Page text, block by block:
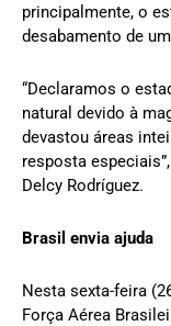
principalmente, o
desabamento de
“Declaramos o
natural devido à
devastou áreas
resposta
Delcy Rodríguez.
Brasil envia ajuda
Nesta sexta-feira
Força Aérea